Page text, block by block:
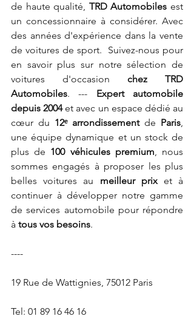
de haute qualité, TRD Automobiles est
un concessionnaire à considérer. Avec
des années d'expérience dans la vente
de voitures de sport.  Suivez-nous pour
en savoir plus sur notre sélection de
voitures d'occasion chez TRD
Automobiles. --- Expert automobile
depuis 2004 et avec un espace dédié au
cœur du 12ᵉ arrondissement de Paris,
une équipe dynamique et un stock de
plus de 100 véhicules premium, nous
sommes engagés à proposer les plus
belles voitures au meilleur prix et à
continuer à développer notre gamme
de services automobile pour répondre
à tous vos besoins.
----
19 Rue de Wattignies, 75012 Paris
Tel: 01 89 16 46 16